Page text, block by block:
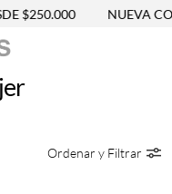
$250.000 NUEVA
Ordenar y Filtrar